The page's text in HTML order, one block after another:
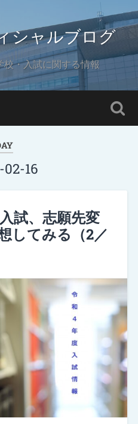
シャルブログ
・入試に関する情報
02-16
試、志願先変
してみる（2／